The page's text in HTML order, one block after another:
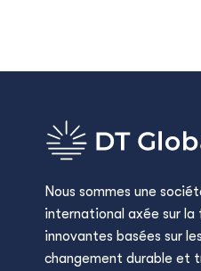
Nous sommes une
international axée sur
innovantes basées sur
changement durable et